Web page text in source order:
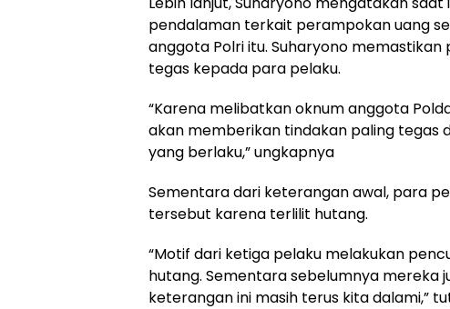
pendalaman terkait perampokan uang
anggota Polri itu. Suharyono
tegas kepada para pelaku.
“Karena melibatkan oknum anggota
akan memberikan tindakan paling tegas
yang berlaku,” ungkapnya
Sementara dari keterangan awal, para
tersebut karena terlilit hutang.
“Motif dari ketiga pelaku melakukan
hutang. Sementara sebelumnya mereka
keterangan ini masih terus kita dalami,”